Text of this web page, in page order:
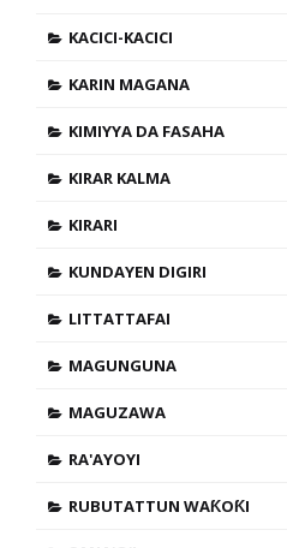
KACICI-KACICI
KARIN MAGANA
KIMIYYA DA FASAHA
KIRAR KALMA
KIRARI
KUNDAYEN DIGIRI
LITTATTAFAI
MAGUNGUNA
MAGUZAWA
RA'AYOYI
RUBUTATTUN WAƘOƘI